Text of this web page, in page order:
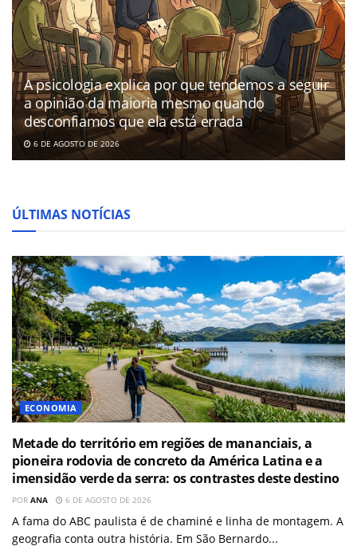
A psicologia explica por que tendemos a seguir
a opinião da maioria mesmo quando
desconfiamos que ela está errada
6 DE AGOSTO DE 2026
ÚLTIMAS NOTÍCIAS
ECONOMIA
Metade do território em regiões de mananciais, a
pioneira rodovia de concreto da América Latina e a
imensidão verde da serra: os contrastes deste destino
POR ANA 6 DE AGOSTO DE 2026
A fama do ABC paulista é de chaminé e linha de montagem. A
geografia conta outra história. Em São Bernardo...